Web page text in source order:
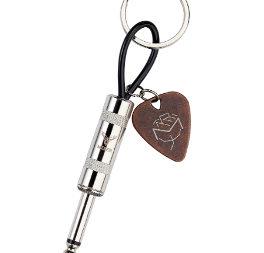
每笔NT$65，满NT$1,000(含以上)免运费
每笔NT$65，满NT$1,000(含以上)免运费
每笔NT$65，满NT$1,000(含以上)免运费
每笔NT$65，满NT$1,000(含以上)免运费
每笔NT$85，满NT$1,000(含以上)免运费